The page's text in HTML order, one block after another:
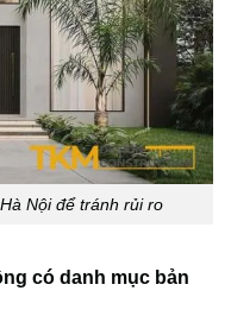
Nội để tránh rủi ro
có danh mục bản